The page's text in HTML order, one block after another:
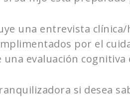
una entrevista
por el
evaluación cognitiva
si desea